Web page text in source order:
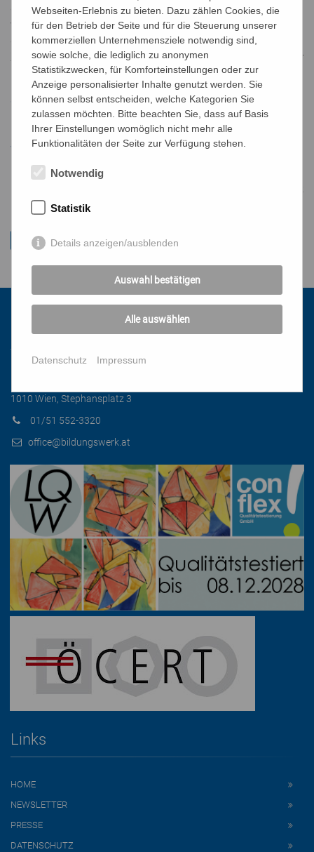
das vatikanische Presseamt an diesem Samstag
veröffentlichte, zeichnet das katholische Kirchenoberhaupt
das Bild eines Heiligen, dessen Friedensbotschaft in einer
Zeit globaler Konflikte und ökologischer Krisen notwendiger
ist denn je.Mehr auf Vatican News ...
Schreiben von Papst Leo XIV. an die Generalminister der
Konferenz der Franziskanischen Familie anlässlich der
Eröffnung der 800-Jahr-Feier des Todes des hl. Franziskus
von Assisi [10. Januar 2026]in mehreren Sprachen
16.1.2026: Vatican News:
mz/mz
Kontakt
1010 Wien, Stephansplatz 3
01/51 552-3320
office@bildungswerk.at
Links
HOME
NEWSLETTER
PRESSE
DATENSCHUTZ
Webseiten-Erlebnis zu bieten. Dazu zählen Cookies, die
für den Betrieb der Seite und für die Steuerung unserer
kommerziellen Unternehmensziele notwendig sind,
sowie solche, die lediglich zu anonymen
Statistikzwecken, für Komforteinstellungen oder zur
Anzeige personalisierter Inhalte genutzt werden. Sie
können selbst entscheiden, welche Kategorien Sie
zulassen möchten. Bitte beachten Sie, dass auf Basis
Ihrer Einstellungen womöglich nicht mehr alle
Funktionalitäten der Seite zur Verfügung stehen.
Notwendig
Statistik
Details anzeigen/ausblenden
Auswahl bestätigen
Alle auswählen
Datenschutz Impressum